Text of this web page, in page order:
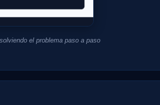
el problema paso a paso